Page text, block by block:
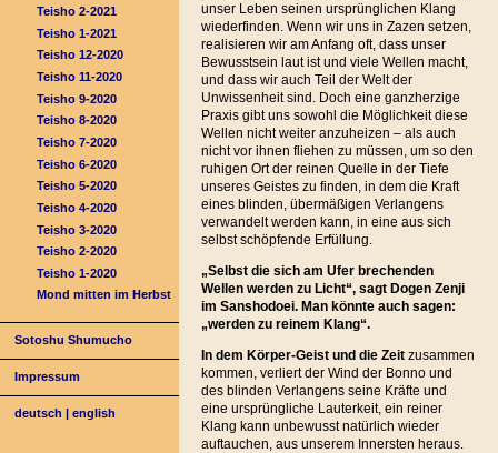
Teisho 2-2021
Teisho 1-2021
Teisho 12-2020
Teisho 11-2020
Teisho 9-2020
Teisho 8-2020
Teisho 7-2020
Teisho 6-2020
Teisho 5-2020
Teisho 4-2020
Teisho 3-2020
Teisho 2-2020
Teisho 1-2020
Mond mitten im Herbst
Sotoshu Shumucho
Impressum
deutsch |english
unser Leben seinen ursprünglichen Klang
wiederfinden. Wenn wir uns in Zazen setzen,
realisieren wir am Anfang oft, dass unser
Bewusstsein laut ist und viele Wellen macht,
und dass wir auch Teil der Welt der
Unwissenheit sind. Doch eine ganzherzige
Praxis gibt uns sowohl die Möglichkeit diese
Wellen nicht weiter anzuheizen – als auch
nicht vor ihnen fliehen zu müssen, um so den
ruhigen Ort der reinen Quelle in der Tiefe
unseres Geistes zu finden, in dem die Kraft
eines blinden, übermäßigen Verlangens
verwandelt werden kann, in eine aus sich
selbst schöpfende Erfüllung.
„Selbst die sich am Ufer brechenden
Wellen werden zu Licht“, sagt Dogen Zenji
im Sanshodoei.Man könnte auch sagen:
„werden zu reinem Klang“.
In dem Körper-Geist und die Zeitzusammen
kommen, verliert der Wind der Bonno und
des blinden Verlangens seine Kräfte und
eine ursprüngliche Lauterkeit, ein reiner
Klang kann unbewusst natürlich wieder
auftauchen, aus unserem Innersten heraus.